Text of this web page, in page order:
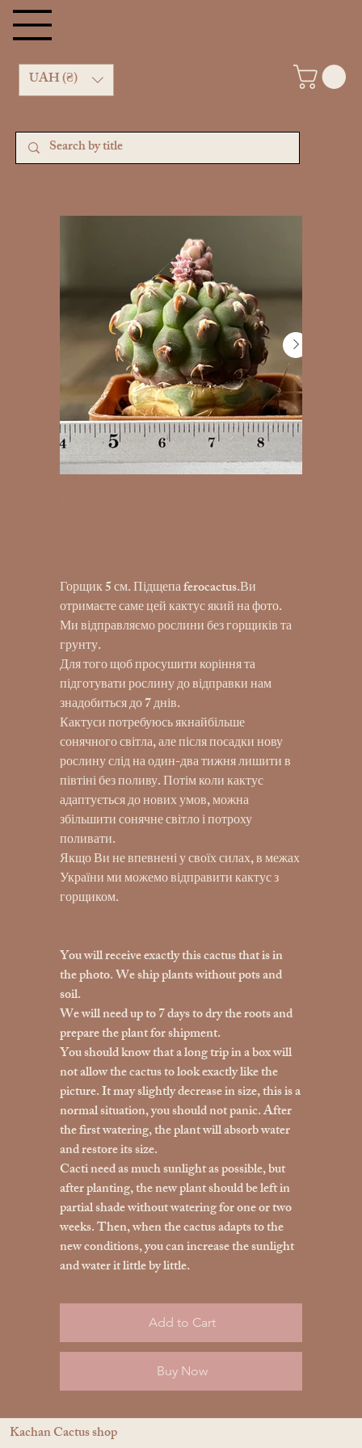
UAH (₴)
Горщик 5 см. Підщепа ferocactus.Ви
отримаєте саме цей кактус який на фото.
Ми відправляємо рослини без горщиків та
грунту.
Для того щоб просушити коріння та
підготувати рослину до відправки нам
знадобиться до 7 днів.
Кактуси потребуюсь якнайбільше
сонячного світла, але після посадки нову
рослину слід на один-два тижня лишити в
півтіні без поливу. Потім коли кактус
адаптується до нових умов, можна
збільшити сонячне світло і потроху
поливати.
Якщо Ви не впевнені у своїх силах, в межах
України ми можемо відправити кактус з
горщиком.
You will receive exactly this cactus that is in
the photo. We ship plants without pots and
soil.
We will need up to 7 days to dry the roots and
prepare the plant for shipment.
You should know that a long trip in a box will
not allow the cactus to look exactly like the
picture. It may slightly decrease in size, this is a
normal situation, you should not panic. After
the first watering, the plant will absorb water
and restore its size.
Cacti need as much sunlight as possible, but
after planting, the new plant should be left in
partial shade without watering for one or two
weeks. Then, when the cactus adapts to the
new conditions, you can increase the sunlight
and water it little by little.
Add to Cart
Buy Now
Kachan Cactus shop